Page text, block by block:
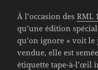
À l’occasion desRML
qu’une édition
qu’on ignore » voit le
vendue, elle est
étiquette tape-à-l’œil